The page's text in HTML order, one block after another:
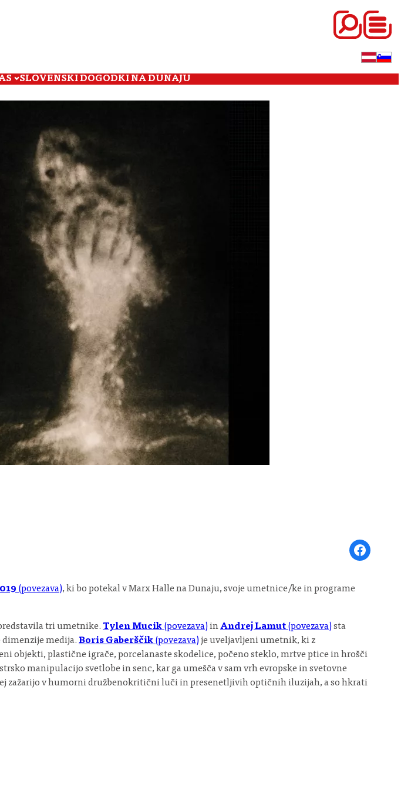
SLOVENSKI DOGODKI NA DUNAJU
Share on
(povezava), ki bo potekal v Marx Halle na Dunaju, svoje umetnice/ke in programe
tri umetnike. Tylen Mucik (povezava)inAndrej Lamut (povezava)sta
medija. Boris Gaberščik (povezava)je uveljavljeni umetnik, ki z
objekti, plastične igrače, porcelanaste skodelice, počeno steklo, mrtve ptice in hrošči
manipulacijo svetlobe in senc, kar ga umešča v sam vrh evropske in svetovne
zažarijo v humorni družbenokritični luči in presenetljivih optičnih iluzijah, a so hkrati